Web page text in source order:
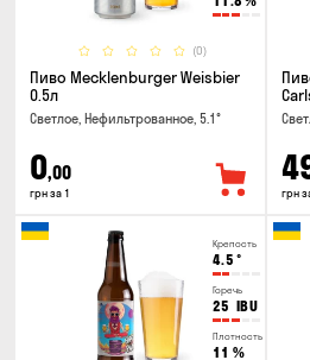
(0)
Пиво Mecklenburger Weisbier
0.5л
Светлое, Нефильтрованное, 5.1°
0,00
грн за 1 грн
Крепость
4.5 °
Горечь
25 IBU
Плотность
11 %